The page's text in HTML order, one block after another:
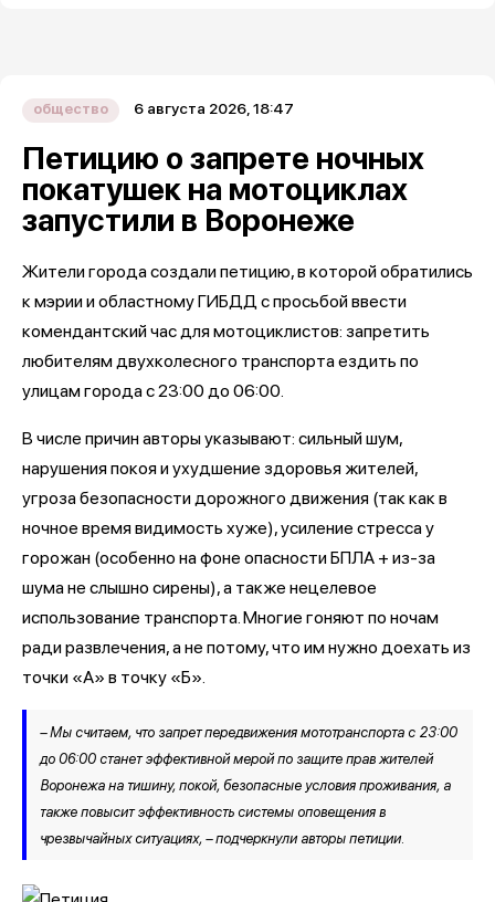
общество 6 августа 2026, 18:47
Петицию о запрете ночных
покатушек на мотоциклах
запустили в Воронеже
Жители города создали петицию, в которой обратились
к мэрии и областному ГИБДД с просьбой ввести
комендантский час для мотоциклистов: запретить
любителям двухколесного транспорта ездить по
улицам города с 23:00 до 06:00.
В числе причин авторы указывают: сильный шум,
нарушения покоя и ухудшение здоровья жителей,
угроза безопасности дорожного движения (так как в
ночное время видимость хуже), усиление стресса у
горожан (особенно на фоне опасности БПЛА + из-за
шума не слышно сирены), а также нецелевое
использование транспорта. Многие гоняют по ночам
ради развлечения, а не потому, что им нужно доехать из
точки «А» в точку «Б».
– Мы считаем, что запрет передвижения мототранспорта с 23:00
до 06:00 станет эффективной мерой по защите прав жителей
Воронежа на тишину, покой, безопасные условия проживания, а
также повысит эффективность системы оповещения в
чрезвычайных ситуациях, – подчеркнули авторы петиции.